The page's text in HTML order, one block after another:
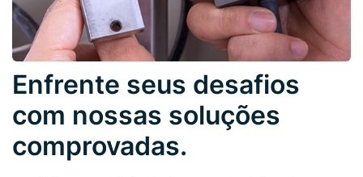
Enfrente seus desafios
com nossas soluções
comprovadas.